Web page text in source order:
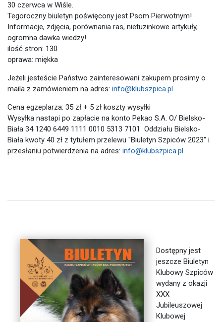
30 czerwca w Wiśle.
Tegoroczny biuletyn poświęcony jest Psom Pierwotnym!
Informacje, zdjęcia, porównania ras, nietuzinkowe artykuły,
ogromna dawka wiedzy!
ilość stron: 130
oprawa: miękka
Jeżeli jesteście Państwo zainteresowani zakupem prosimy o
maila z zamówieniem na adres: info@klubszpica.pl
Cena egzeplarza: 35 zł + 5 zł koszty wysyłki
Wysyłka nastapi po zapłacie na konto Pekao S.A. O/ Bielsko-
Biała 34 1240 6449 1111 0010 5313 7101 Oddziału Bielsko-
Biała kwoty 40 zł z tytułem przelewu "Biuletyn Szpiców 2023" i
przesłaniu potwierdzenia na adres: info@klubszpica.pl
Dostępny jest
jeszcze Biuletyn
Klubowy Szpiców
wydany z okazji
XXX
Jubileuszowej
Klubowej